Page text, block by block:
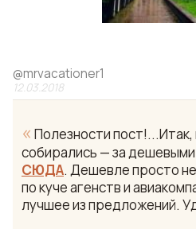
@mrvacationer1
12.03.2018
« Полезности пост!...Итак,
собирались — за
СЮДА. Дешевле просто
по куче агенств и
лучшее из предложений.